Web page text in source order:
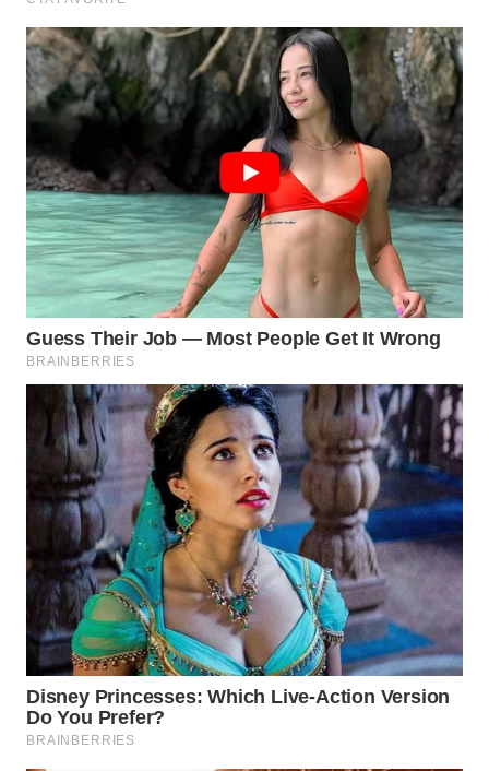
KUNINGAN
WN
MAJALENGKA
WN
SUBANG
WN
SUKABUMI
WN
PURWAKARTA
WN
PRIANGAN
TIMUR
WN
SEMARANG
WN
SOLO
WN
BOROBUDUR